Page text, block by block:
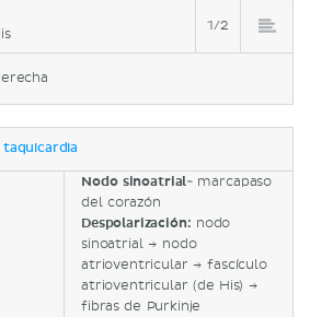
1/2
Nodo sinoatrial- marcapaso
del corazón
Despolarización: nodo
sinoatrial → nodo
atrioventricular → fascículo
atrioventricular (de His) →
fibras de Purkinje